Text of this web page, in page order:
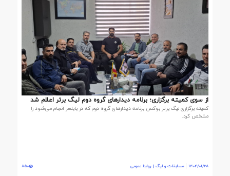
از سوی کمیته برگزاری؛ برنامه دیدارهای گروه دوم لیگ برتر اعلام شد
کمیته برگزاری لیگ برتر بوکس برنامه دیدارهای گروه دوم که در بابلسر انجام می‌شود را
مشخص کرد.
1404/01/28 مسابقات و لیگ | روابط عمومی 850